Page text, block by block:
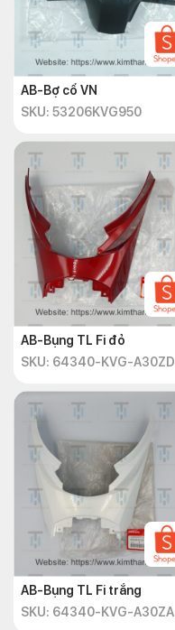
AB-Bợ cổ VN
SKU: 53206KVG950
AB-Bụng TL Fi đỏ
SKU: 64340-KVG-A30ZD
AB-Bụng TL Fi trắng
SKU: 64340-KVG-A30ZA